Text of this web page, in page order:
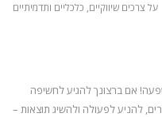
על צרכים שיווקיים, כלכליים ותדמיתיים
אם ברצונך להגיע לחשיפה
להניעלפעולה ולהשיג תוצאות –